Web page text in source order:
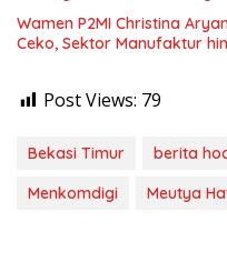
Wamen P2MI Christina
Ceko, Sektor Manufaktur
Post Views: 79
Bekasi Timur berita
Menkomdigi
Meutya